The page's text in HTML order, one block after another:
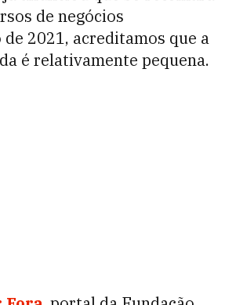
de negócios
2021, acreditamos que a
é relativamente pequena.